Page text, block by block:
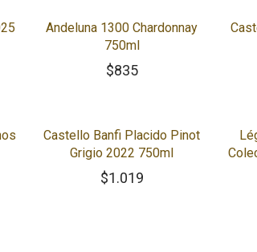
Andeluna 1300 Chardonnay
750ml
$835
Castello Banfi Placido Pinot
Grigio 2022 750ml
$1.019